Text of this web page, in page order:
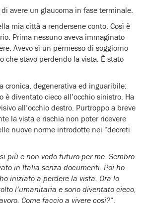
avere un glaucoma in fase terminale.
mia città a rendersene conto. Così è
Prima nessuno aveva immaginato
Avevo sì un permesso di soggiorno
che stavo perdendo la vista. È stato
cronica, degenerativa ed inguaribile:
è diventato cieco all’occhio sinistro. Ha
all’occhio destro. Purtroppo a breve
la vista e rischia non poter ricevere
nuove norme introdotte nei “decreti
più e non vedo futuro per me. Sembro
in Italia senza documenti. Poi ho
iniziato a perdere la vista. Ora lo
l’umanitaria e sono diventato cieco,
Come faccio a vivere così?“.